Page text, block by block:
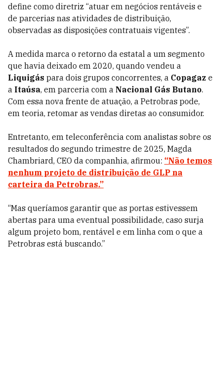
define como diretriz “atuar em negócios rentáveis e
de parcerias nas atividades de distribuição,
observadas as disposições contratuais vigentes”.
A medida marca o retorno da estatal a um segmento
que havia deixado em 2020, quando vendeu a
Liquigás para dois grupos concorrentes, a Copagaz e
a Itaúsa, em parceria com a Nacional Gás Butano.
Com essa nova frente de atuação, a Petrobras pode,
em teoria, retomar as vendas diretas ao consumidor.
Entretanto, em teleconferência com analistas sobre os
resultados do segundo trimestre de 2025, Magda
Chambriard, CEO da companhia, afirmou: “Não temos
nenhum projeto de distribuição de GLP na
carteira da Petrobras.”
“Mas queríamos garantir que as portas estivessem
abertas para uma eventual possibilidade, caso surja
algum projeto bom, rentável e em linha com o que a
Petrobras está buscando.”